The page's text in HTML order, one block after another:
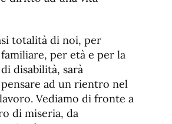
totalità di noi, per
per età e per la
disabilità, sarà
ad un rientro nel
Vediamo di fronte a
di miseria, da